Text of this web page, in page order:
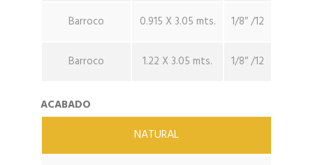
Barroco 0.915 X 3.05 mts. 1/8″ /12
Barroco 1.22 X 3.05 mts. 1/8″ /12
ACABADO
NATURAL